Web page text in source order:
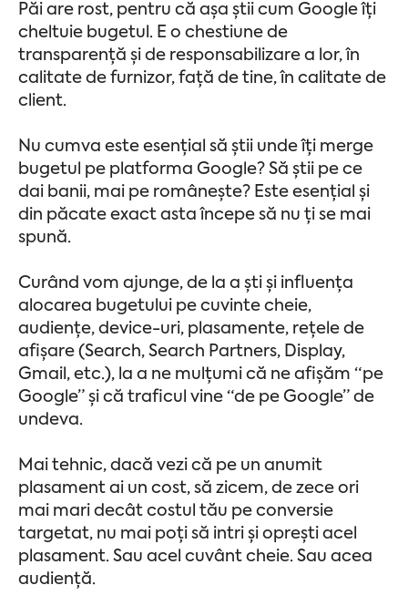
Păi are rost, pentru că așa știi cum Google îți
cheltuie bugetul. E o chestiune de
transparență și de responsabilizare a lor, în
calitate de furnizor, față de tine, în calitate de
client.
Nu cumva este esențial să știi unde îți merge
bugetul pe platforma Google? Să știi pe ce
dai banii, mai pe românește? Este esențial și
din păcate exact asta începe să nu ți se mai
spună.
Curând vom ajunge, de la a ști și influența
alocarea bugetului pe cuvinte cheie,
audiențe, device-uri, plasamente, rețele de
afișare (Search, Search Partners, Display,
Gmail, etc.), la a ne mulțumi că ne afișăm “pe
Google” și că traficul vine “de pe Google” de
undeva.
Mai tehnic, dacă vezi că pe un anumit
plasament ai un cost, să zicem, de zece ori
mai mari decât costul tău pe conversie
targetat, nu mai poți să intri și oprești acel
plasament. Sau acel cuvânt cheie. Sau acea
audiență.